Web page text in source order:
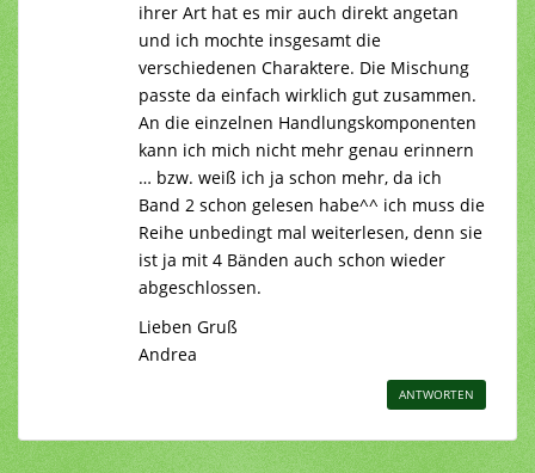
ihrer Art hat es mir auch direkt angetan
und ich mochte insgesamt die
verschiedenen Charaktere. Die Mischung
passte da einfach wirklich gut zusammen.
An die einzelnen Handlungskomponenten
kann ich mich nicht mehr genau erinnern
… bzw. weiß ich ja schon mehr, da ich
Band 2 schon gelesen habe^^ ich muss die
Reihe unbedingt mal weiterlesen, denn sie
ist ja mit 4 Bänden auch schon wieder
abgeschlossen.
Lieben Gruß
Andrea
ANTWORTEN